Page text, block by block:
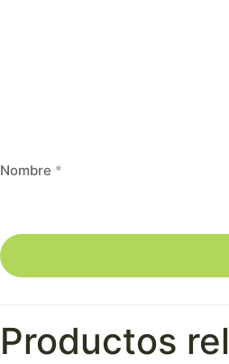
Nombre *
Productos